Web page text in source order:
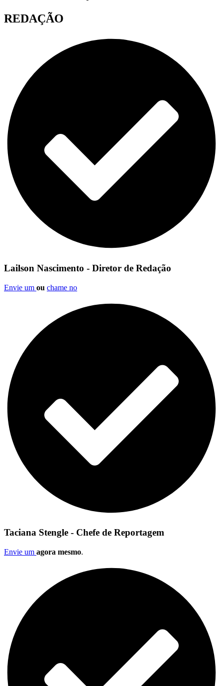
REDAÇÃO
Lailson Nascimento - Diretor de Redação
Envie um ou chame no
Taciana Stengle - Chefe de Reportagem
Envie um agora mesmo.